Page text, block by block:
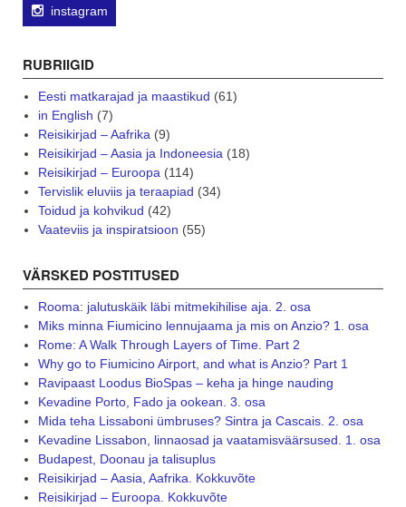
instagram
RUBRIIGID
Eesti matkarajad ja maastikud (61)
in English (7)
Reisikirjad – Aafrika (9)
Reisikirjad – Aasia ja Indoneesia (18)
Reisikirjad – Euroopa (114)
Tervislik eluviis ja teraapiad (34)
Toidud ja kohvikud (42)
Vaateviis ja inspiratsioon (55)
VÄRSKED POSTITUSED
Rooma: jalutuskäik läbi mitmekihilise aja. 2. osa
Miks minna Fiumicino lennujaama ja mis on Anzio? 1. osa
Rome: A Walk Through Layers of Time. Part 2
Why go to Fiumicino Airport, and what is Anzio? Part 1
Ravipaast Loodus BioSpas – keha ja hinge nauding
Kevadine Porto, Fado ja ookean. 3. osa
Mida teha Lissaboni ümbruses? Sintra ja Cascais. 2. osa
Kevadine Lissabon, linnaosad ja vaatamisväärsused. 1. osa
Budapest, Doonau ja talisuplus
Reisikirjad – Aasia, Aafrika. Kokkuvõte
Reisikirjad – Euroopa. Kokkuvõte